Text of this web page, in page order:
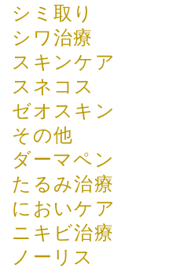
シミ取り
シワ治療
スキンケア
スネコス
ゼオスキン
その他
ダーマペン
たるみ治療
においケア
ニキビ治療
ノーリス